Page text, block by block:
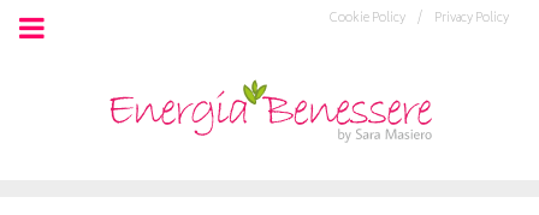
Privacy Policy
Cookie Policy /